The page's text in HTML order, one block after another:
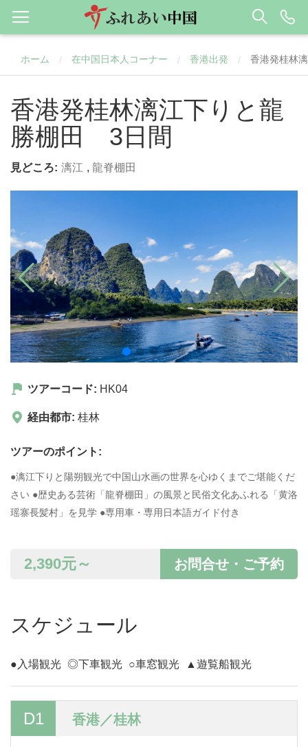
ホーム / 在中国日本人コーナー / 香港出発 / 香港発桂林
香港発桂林漓江下りと龍
勝棚田 3日間
見どころ: 漓江 , 龍脊棚田
ツアーコード: HK04
経由都市: 桂林
ツアーのポイント:
●漓江下りと陽朔観光で中国山水画の世界を心ゆくまでご堪能くだ
さい ●歴史ある芸術「龍脊棚田」の風景と民俗文化あふれる「黄洛
瑶寨長髪村」を見学 ●専用車・専用日本語ガイド付き
お問合せ・ご予約
2,390元～
スケジュール
●入場観光 ◎下車観光 ○車窓観光 ▲遊覧船観光
D1 香港／桂林